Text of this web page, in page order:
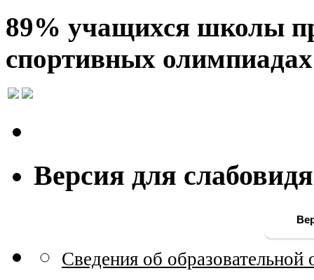
89% учащихся школы
спортивных
Версия для
Сведения об образовательной